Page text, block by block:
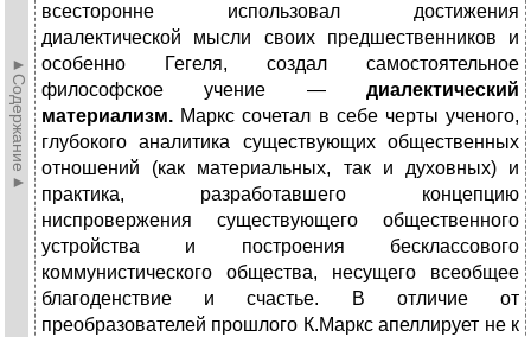
►Содержание►
всесторонне использовал достижения
диалектической мысли своих предшественников и
особенно Гегеля, создал самостоятельное
философское учение — диалектический
материализм. Маркс сочетал в себе черты ученого,
глубокого аналитика существующих общественных
отношений (как материальных, так и духовных) и
практика, разработавшего концепцию
ниспровержения существующего общественного
устройства и построения бесклассового
коммунистического общества, несущего всеобщее
благоденствие и счастье. В отличие от
преобразователей прошлого К.Маркс апеллирует не к